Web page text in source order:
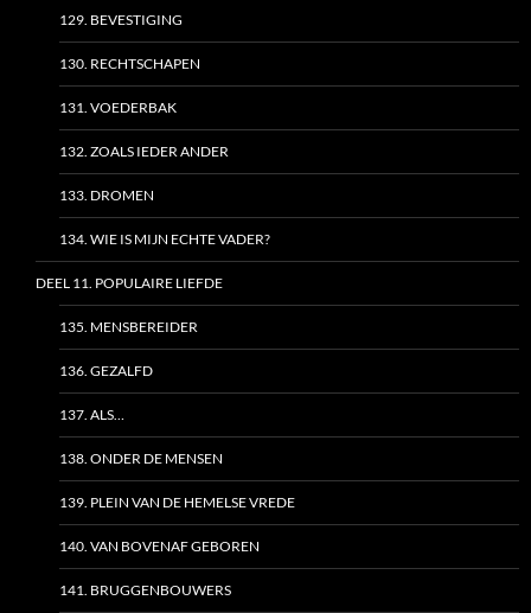
129. BEVESTIGING
130. RECHTSCHAPEN
131. VOEDERBAK
132. ZOALS IEDER ANDER
133. DROMEN
134. WIE IS MIJN ECHTE VADER?
DEEL 11. POPULAIRE LIEFDE
135. MENSBEREIDER
136. GEZALFD
137. ALS…
138. ONDER DE MENSEN
139. PLEIN VAN DE HEMELSE VREDE
140. VAN BOVENAF GEBOREN
141. BRUGGENBOUWERS